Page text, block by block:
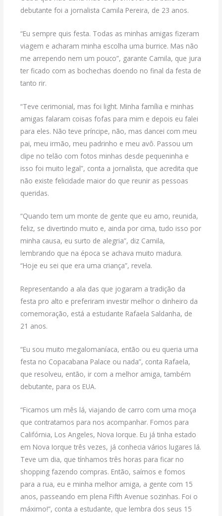
debutante foi a jornalista Camila Pereira, de 23 anos.
“Eu sempre quis festa. Todas as minhas amigas fizeram
viagem e acharam minha escolha uma burrice. Mas não
me arrependo nem um pouco”, garante Camila, que jura
ter ficado com as bochechas doendo no final da festa de
tanto rir.
“Teve cerimonial, mas foi light. Minha família e minhas
amigas falaram coisas fofas para mim e depois eu falei
para eles. Não teve príncipe, não, mas dancei com meu
pai, meu irmão, meu padrinho e meu avô. Passou um
clipe no telão com fotos minhas desde pequeninha e
isso foi muito legal”, conta a jornalista, que acredita que
não existe felicidade maior do que reunir as pessoas
queridas.
“Quando tem um monte de gente que eu amo, reunida,
feliz, se divertindo muito e, ainda por cima, tudo isso por
minha causa, eu surto de alegria”, diz Camila,
lembrando que na época se achava muito madura.
“Hoje eu sei que era uma criança”, revela.
Representando a ala das que jogaram a tradição da
festa pro alto e preferiram investir melhor o dinheiro da
comemoração, está a estudante Rafaela Saldanha, de
21 anos.
“Eu sou muito megalomaníaca, então ou eu queria uma
festa no Copacabana Palace ou nada”, conta Rafaela,
que resolveu, então, ir com a melhor amiga, também
debutante, para os EUA.
“Ficamos um mês lá, viajando de carro com uma moça
que contratamos para nos acompanhar. Fomos para
Califórnia, Los Angeles, Nova Iorque. Eu já tinha estado
em Nova Iorque três vezes, já conhecia vários lugares lá.
Teve um dia, que tínhamos três horas para ficar no
shopping fazendo compras. Então, saímos e fomos
para a rua, eu e minha melhor amiga, a gente com 15
anos, passeando em plena Fifth Avenue sozinhas. Foi o
máximo!”, conta a estudante, que lembra dos seus 15